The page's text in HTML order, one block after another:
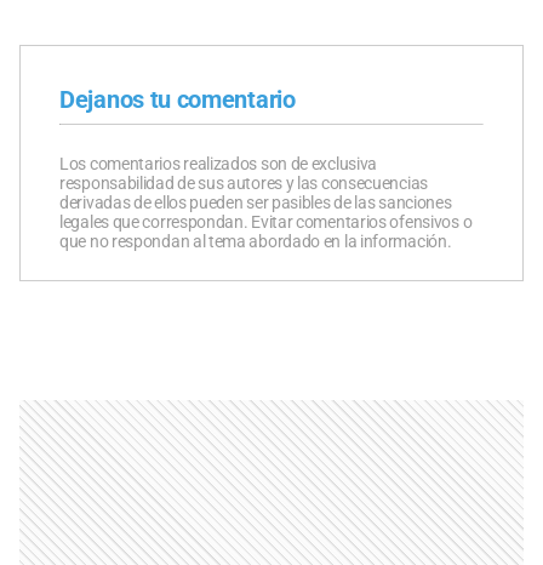
Dejanos tu comentario
Los comentarios realizados son de exclusiva
responsabilidad de sus autores y las consecuencias
derivadas de ellos pueden ser pasibles de las sanciones
legales que correspondan. Evitar comentarios ofensivos o
que no respondan al tema abordado en la información.